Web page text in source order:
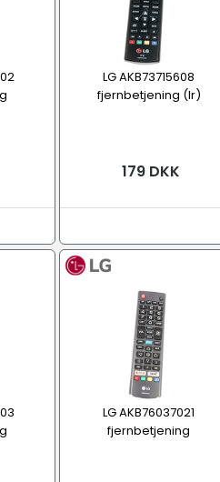
LG AKB73715608
fjernbetjening (Ir)
179 DKK
LG AKB76037021
fjernbetjening